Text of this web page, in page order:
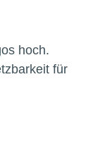
hoch.
für